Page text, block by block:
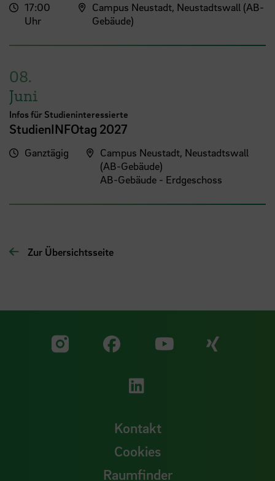
17:00
Uhr
Campus Neustadt, Neustadtswall (AB-
Gebäude)
08.
Juni
Infos für Studieninteressierte
StudienINFOtag 2027
Ganztägig
Campus Neustadt, Neustadtswall
(AB-Gebäude)
AB-Gebäude - Erdgeschoss
Zur Übersichtsseite
Zu unserer Facebook
Zu
Zu unserer
Kontakt
Cookies
Raumfinder